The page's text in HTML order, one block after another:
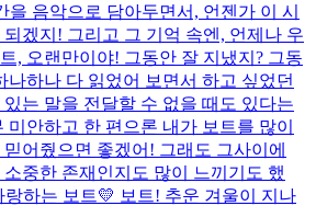
을 음악으로 담아두면서, 언젠가 이 시
겠지! 그리고 그 기억 속엔, 언제나 우
, 오랜만이야! 그동안 잘 지냈지? 그동
나하나 다 읽었어 보면서 하고 싶었던
는 말을 전달할 수 없을 때도 있다는
안하고 한 편으론 내가 보트를 많이
어줬으면 좋겠어! 그래도 그사이에
중한 존재인지도 많이 느끼기도 했
랑하는 보트💛 보트! 추운 겨울이 지나